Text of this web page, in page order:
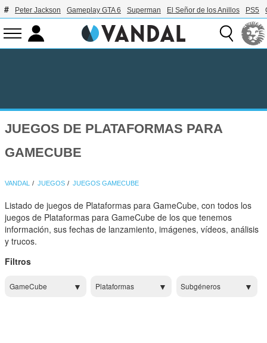
Peter Jackson Gameplay GTA 6 Superman El Señor de los Anillos PS5
JUEGOS DE PLATAFORMAS PARA
GAMECUBE
VANDAL JUEGOS JUEGOS GAMECUBE
Listado de juegos de Plataformas para GameCube, con todos los
juegos de Plataformas para GameCube de los que tenemos
información, sus fechas de lanzamiento, imágenes, vídeos, análisis
y trucos.
Filtros
GameCube Plataformas Subgéneros